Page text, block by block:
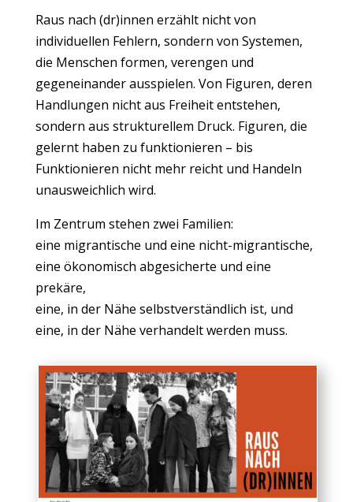
Raus nach (dr)innen erzählt nicht von
individuellen Fehlern, sondern von Systemen,
die Menschen formen, verengen und
gegeneinander ausspielen. Von Figuren, deren
Handlungen nicht aus Freiheit entstehen,
sondern aus strukturellem Druck. Figuren, die
gelernt haben zu funktionieren – bis
Funktionieren nicht mehr reicht und Handeln
unausweichlich wird.
Im Zentrum stehen zwei Familien:
eine migrantische und eine nicht-migrantische,
eine ökonomisch abgesicherte und eine
prekäre,
eine, in der Nähe selbstverständlich ist, und
eine, in der Nähe verhandelt werden muss.